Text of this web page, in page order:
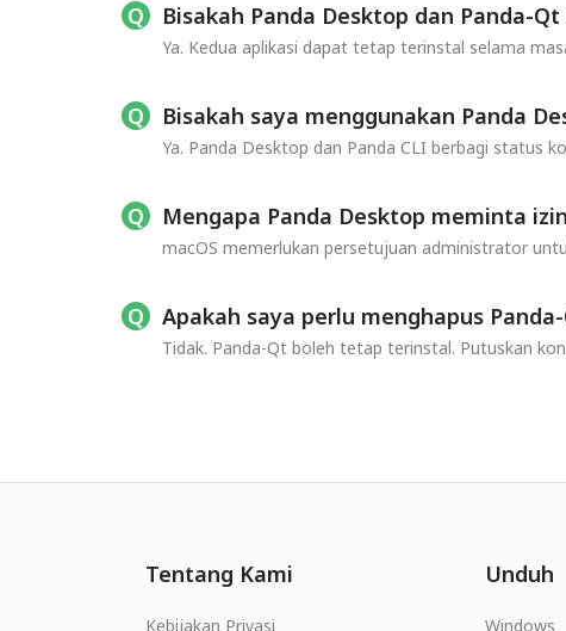
Bisakah Panda Desktop dan Panda-
Ya. Kedua aplikasi dapat tetap terinstal selama
Bisakah saya menggunakan Panda
Ya. Panda Desktop dan Panda CLI berbagi status
Mengapa Panda Desktop meminta
macOS memerlukan persetujuan administrator
Apakah saya perlu menghapus
Tidak. Panda-Qt boleh tetap terinstal. Putuskan
Tentang Kami
Kebijakan Privasi
Unduh
Windows